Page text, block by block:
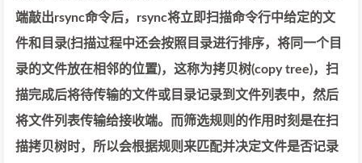
端敲出rsync命令后，rsync将立即扫描命令行中给定的文
件和目录(扫描过程中还会按照目录进行排序，将同一个目
录的文件放在相邻的位置)，这称为拷贝树(copy tree)，扫
描完成后将待传输的文件或目录记录到文件列表中，然后
将文件列表传输给接收端。而筛选规则的作用时刻是在扫
描拷贝树时，所以会根据规则来匹配并决定文件是否记录